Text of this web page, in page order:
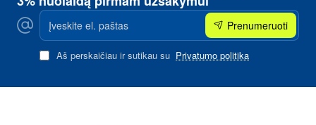
Įveskite
el.
paštas
Prenumeruoti
Aš perskaičiau ir sutikau su Privatumo politika